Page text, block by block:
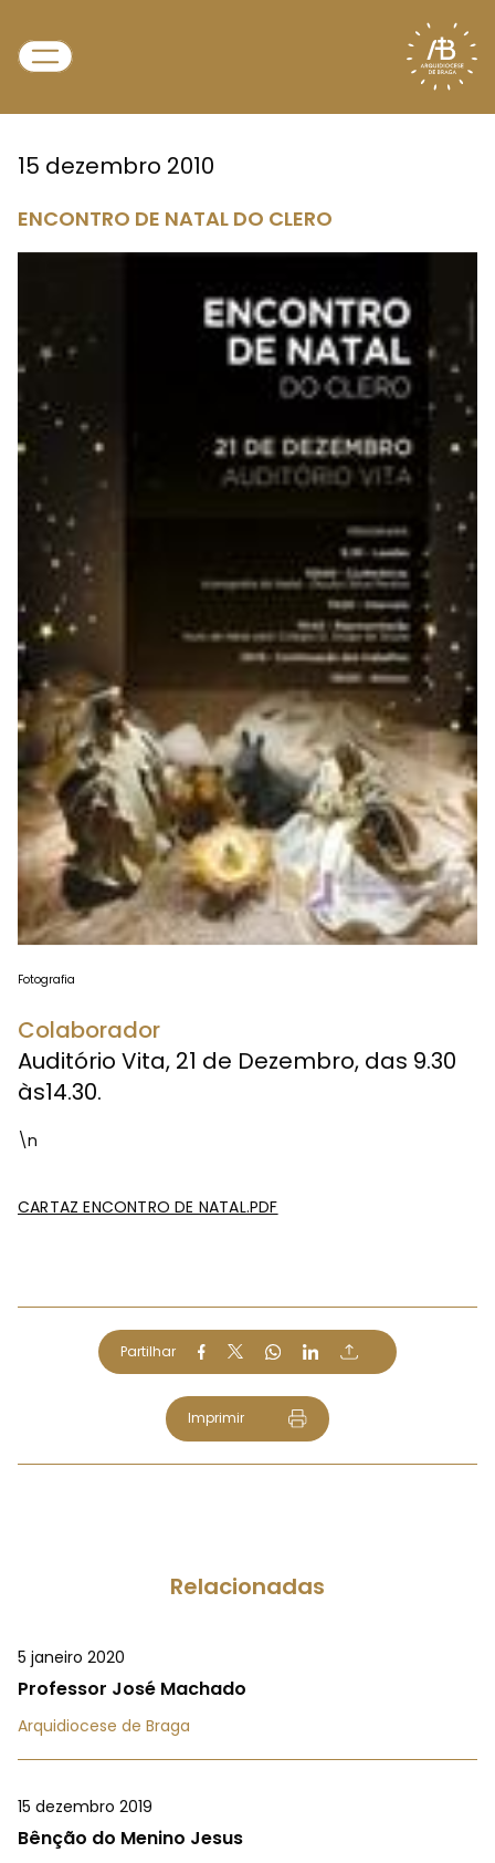
15 dezembro 2010
ENCONTRO DE NATAL DO CLERO
Fotografia
Colaborador
Auditório Vita, 21 de Dezembro, das 9.30
às14.30.
\n
CARTAZ ENCONTRO DE NATAL.PDF
Partilhar
Imprimir
Relacionadas
5 janeiro 2020
Professor José Machado
Arquidiocese de Braga
15 dezembro 2019
Bênção do Menino Jesus